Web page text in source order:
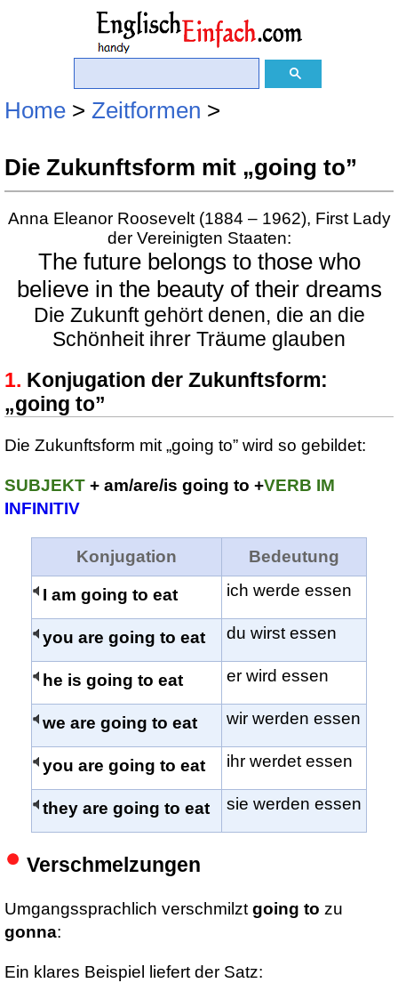
Home > Zeitformen >
Die Zukunftsform mit „going to”
Anna Eleanor Roosevelt (1884 – 1962), First Lady
der Vereinigten Staaten:
The future belongs to those who
believe in the beauty of their dreams
Die Zukunft gehört denen, die an die
Schönheit ihrer Träume glauben
Konjugation der Zukunftsform:
„going to”
Die Zukunftsform mit „going to” wird so gebildet:
SUBJEKT + am/are/is going to +VERB IM
INFINITIV
Konjugation Bedeutung
I am going to eat ich werde essen
you are going to eat du wirst essen
he is going to eat er wird essen
we are going to eat wir werden essen
you are going to eat ihr werdet essen
they are going to eat sie werden essen
Verschmelzungen
Umgangssprachlich verschmilzt going to zu
gonna:
Ein klares Beispiel liefert der Satz: